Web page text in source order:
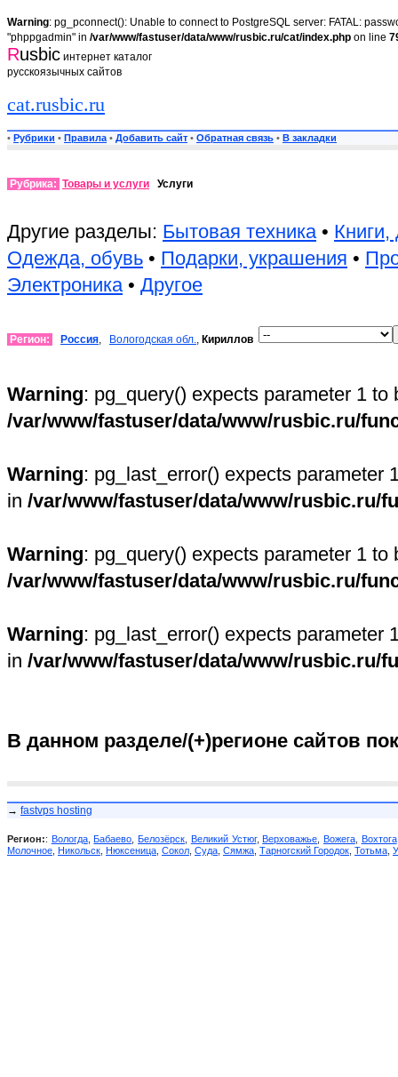
Warning: pg_pconnect(): Unable to connect to PostgreSQL server: FATAL:
"phppgadmin" in /var/www/fastuser/data/www/rusbic.ru/cat/index.php on line
Rusbic интернет каталог
русскоязычных сайтов
cat.rusbic.ru
• Рубрики • Правила • Добавить сайт • Обратная связь • В закладки
Рубрика: Товары и услуги Услуги
Другие разделы: Бытовая техника• Книги,
Одежда, обувь • Подарки, украшения •
Электроника• Другое
Регион: Россия, Вологодская обл., Кириллов
Warning: pg_query() expects parameter 1
/var/www/fastuser/data/www/rusbic.ru/
Warning: pg_last_error() expects parameter
in /var/www/fastuser/data/www/rusbic.ru/
Warning: pg_query() expects parameter 1
/var/www/fastuser/data/www/rusbic.ru/
Warning: pg_last_error() expects parameter
in /var/www/fastuser/data/www/rusbic.ru/
В данном разделе/(+)регионе сайтов
→ fastvps hosting
Регион:: Вологда,Бабаево ,Белозёрск Великий Устюг,Верховажье Вожега, Вохтога
Молочное Никольск Нюксеница Сокол Суда Сямжа Тарногский Городок Тотьма